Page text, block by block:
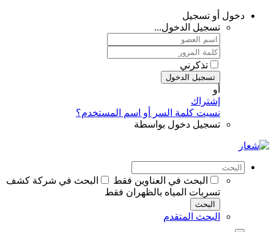
دخول أو تسجيل
تسجيل الدخول...
تذكرني
تسجيل الدخول
إشتراك
نسيت كلمة السر أو اسم المستخدم؟
تسجيل دخول بواسطة
البحث في العناوين فقط
البحث في شركة كشف
تسربات المياه بالظهران فقط
البحث
البحث المتقدم